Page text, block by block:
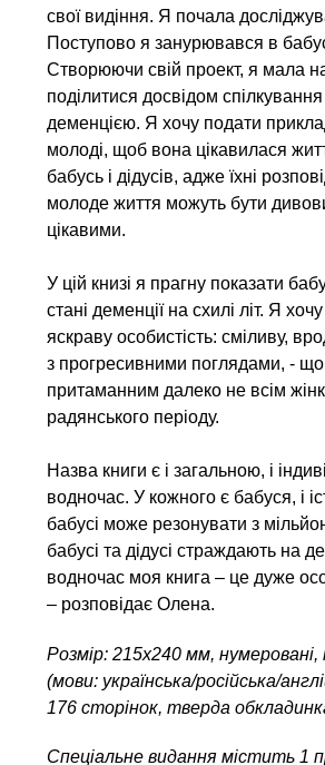
свої видіння. Я почала
Поступово я занурювався в
Створюючи свій проект, я мала
поділитися досвідом
деменцією. Я хочу подати
молоді, щоб вона цікавилася
бабусь і дідусів, адже їхні
молоде життя можуть бути
цікавими.
У цій книзі я прагну показати
стані деменції на схилі літ. Я
яскраву особистість: сміливу,
з прогресивними поглядами, -
притаманним далеко не всім
радянського періоду.
Назва книги є і загальною, і
водночас. У кожного є бабуся, і
бабусі може резонувати з
бабусі та дідусі страждають на
водночас моя книга – це дуже
– розповідає Олена.
Розмір: 215x240 мм, нумеровані,
(мови: українська/російська/
176 сторінок, тверда
Спеціальне видання містить 1